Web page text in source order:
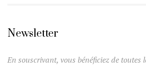
Newsletter
En souscrivant, vous bénéficiez de toutes